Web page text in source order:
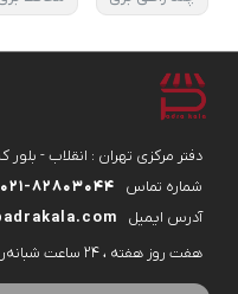
دفتر مرکزی تهران : انقلاب - بلور
شماره تماس
۰۲۱-۸۲۸۰۳۰۴۴
آدرس ایمیل
هفت روز هفته ، ۲۴ ساعت شبانه‌روز پاسخگوی شما هستیم.